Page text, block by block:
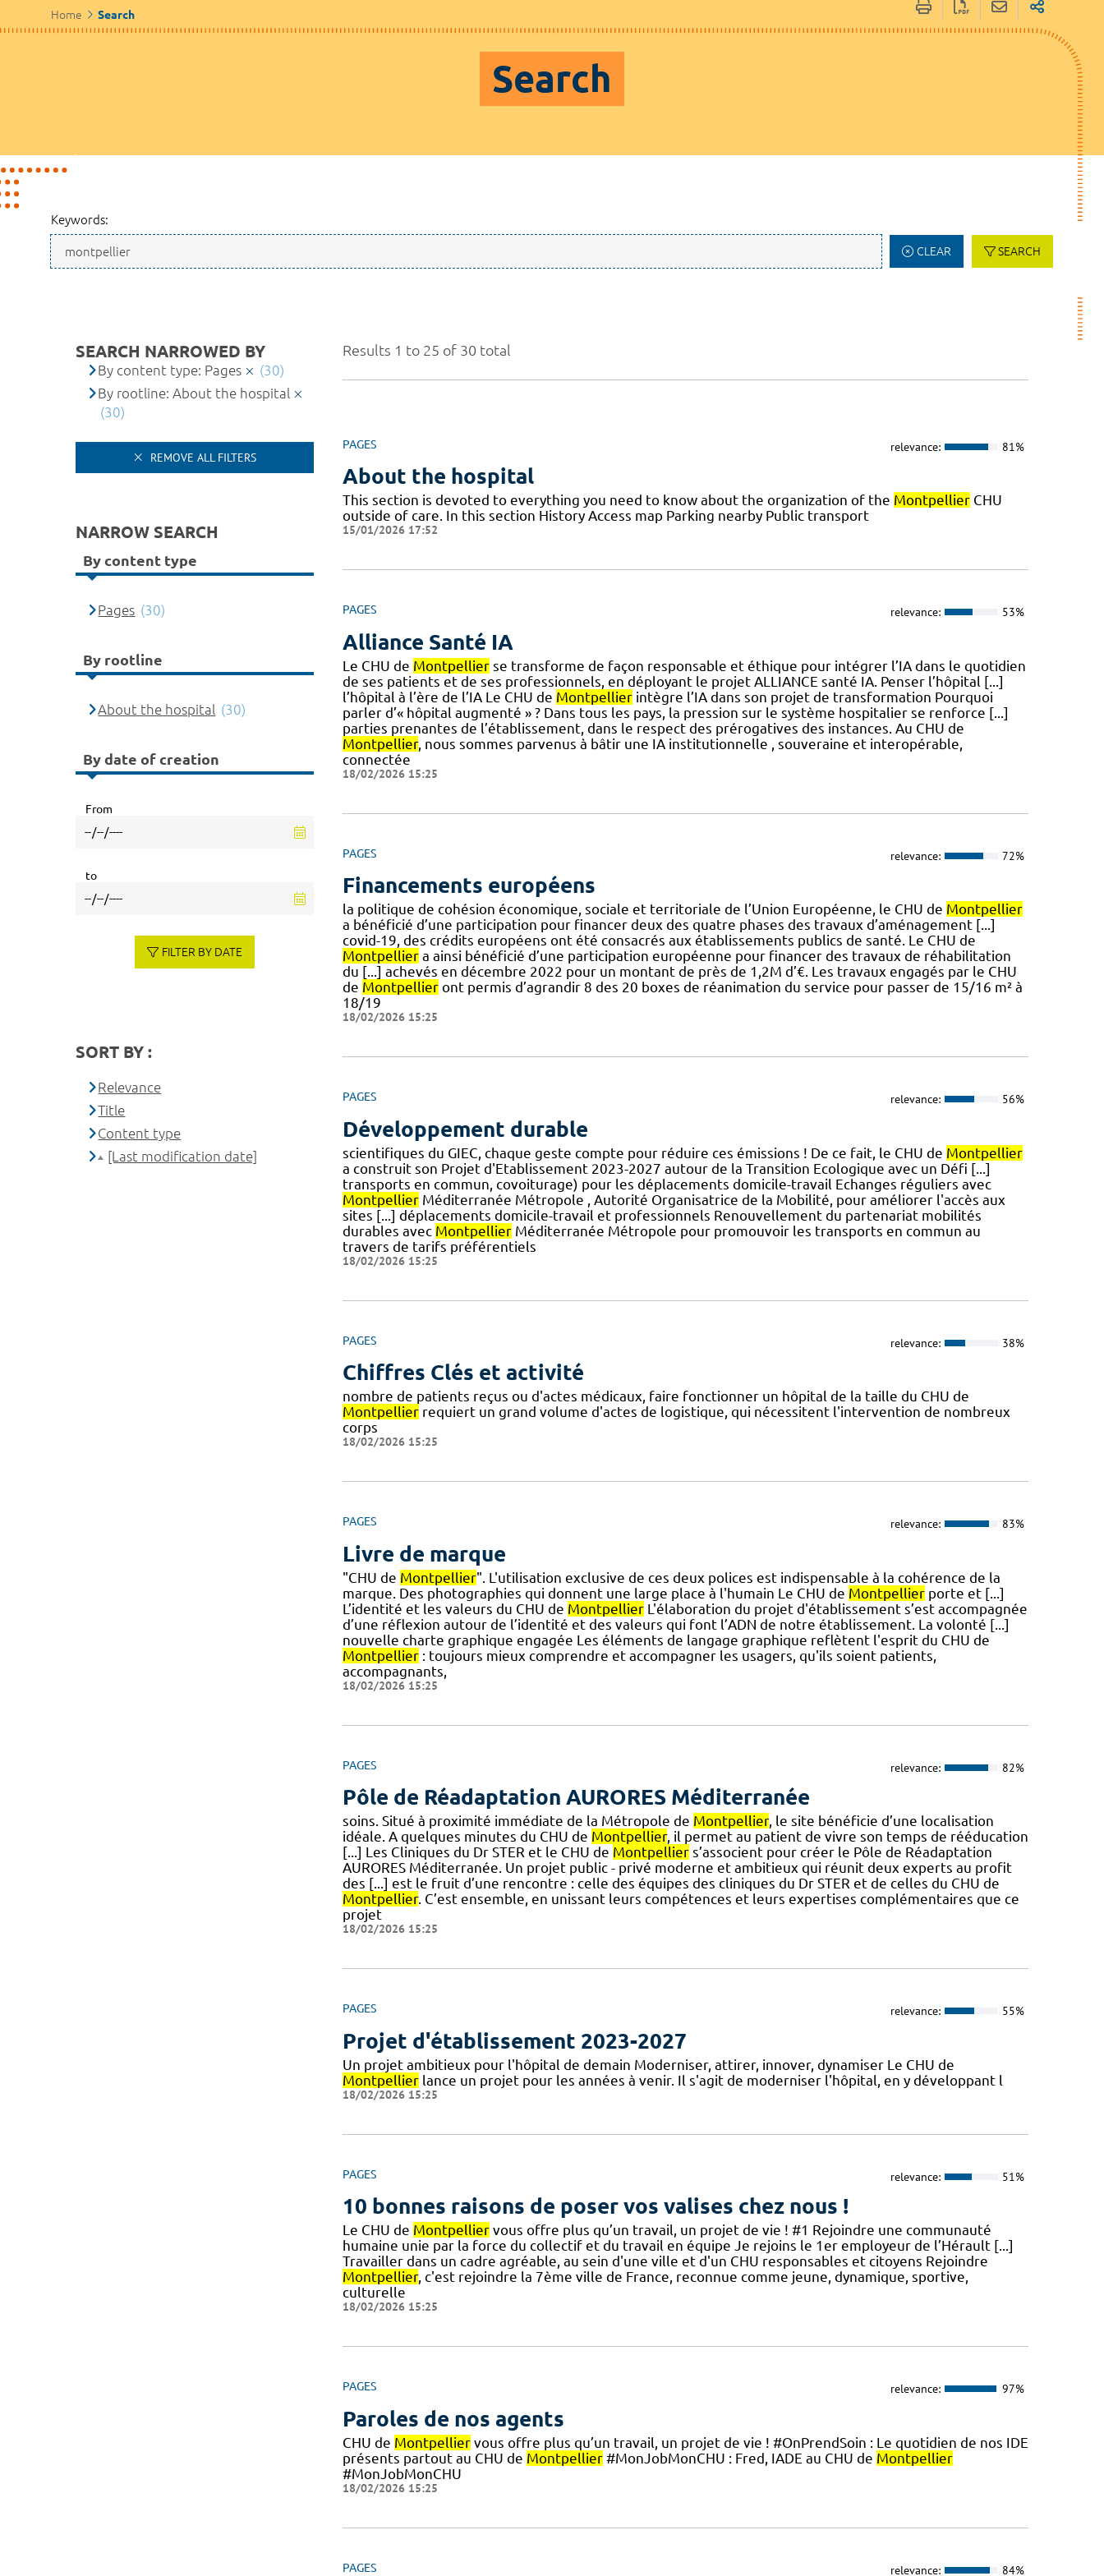
Home Search
Search
Keywords:
CLEAR SEARCH
Results 1 to 25 of 30 total
PAGES relevance: 81%
About the hospital
This section is devoted to everything you need to know about the organization of the MontpellierCHU
outside of care. In this section History Access map Parking nearby Public transport
15/01/2026 17:52
PAGES relevance: 53%
Alliance Santé IA
Le CHU de Montpellierse transforme de façon responsable et éthique pour intégrer l’IA dans le quotidien
de ses patients et de ses professionnels, en déployant le projet ALLIANCE santé IA. Penser l’hôpital [...]
l’hôpital à l’ère de l’IA Le CHU de Montpellierintègre l’IA dans son projet de transformation Pourquoi
parler d’« hôpital augmenté » ? Dans tous les pays, la pression sur le système hospitalier se renforce [...]
parties prenantes de l’établissement, dans le respect des prérogatives des instances. Au CHU de
Montpellier, nous sommes parvenus à bâtir une IA institutionnelle , souveraine et interopérable,
connectée
18/02/2026 15:25
PAGES relevance: 72%
Financements européens
la politique de cohésion économique, sociale et territoriale de l’Union Européenne, le CHU de Montpellier
a bénéficié d’une participation pour financer deux des quatre phases des travaux d’aménagement [...]
covid-19, des crédits européens ont été consacrés aux établissements publics de santé. Le CHU de
Montpelliera ainsi bénéficié d’une participation européenne pour financer des travaux de réhabilitation
du [...] achevés en décembre 2022 pour un montant de près de 1,2M d’€. Les travaux engagés par le CHU
de Montpellieront permis d’agrandir 8 des 20 boxes de réanimation du service pour passer de 15/16 m² à
18/19
18/02/2026 15:25
PAGES relevance: 56%
Développement durable
scientifiques du GIEC, chaque geste compte pour réduire ces émissions ! De ce fait, le CHU de Montpellier
a construit son Projet d'Etablissement 2023-2027 autour de la Transition Ecologique avec un Défi [...]
transports en commun, covoiturage) pour les déplacements domicile-travail Echanges réguliers avec
MontpellierMéditerranée Métropole , Autorité Organisatrice de la Mobilité, pour améliorer l'accès aux
sites [...] déplacements domicile-travail et professionnels Renouvellement du partenariat mobilités
durables avec MontpellierMéditerranée Métropole pour promouvoir les transports en commun au
travers de tarifs préférentiels
18/02/2026 15:25
PAGES relevance: 38%
Chiffres Clés et activité
nombre de patients reçus ou d'actes médicaux, faire fonctionner un hôpital de la taille du CHU de
Montpellierrequiert un grand volume d'actes de logistique, qui nécessitent l'intervention de nombreux
corps
18/02/2026 15:25
PAGES relevance: 83%
Livre de marque
"CHU de Montpellier". L'utilisation exclusive de ces deux polices est indispensable à la cohérence de la
marque. Des photographies qui donnent une large place à l'humain Le CHU de Montpellierporte et [...]
L’identité et les valeurs du CHU de MontpellierL'élaboration du projet d'établissement s’est accompagnée
d’une réflexion autour de l’identité et des valeurs qui font l’ADN de notre établissement. La volonté [...]
nouvelle charte graphique engagée Les éléments de langage graphique reflètent l'esprit du CHU de
Montpellier: toujours mieux comprendre et accompagner les usagers, qu'ils soient patients,
accompagnants,
18/02/2026 15:25
PAGES relevance: 82%
Pôle de Réadaptation AURORES Méditerranée
soins. Situé à proximité immédiate de la Métropole de Montpellier, le site bénéficie d’une localisation
idéale. A quelques minutes du CHU de Montpellier, il permet au patient de vivre son temps de rééducation
[...] Les Cliniques du Dr STER et le CHU de Montpelliers’associent pour créer le Pôle de Réadaptation
AURORES Méditerranée. Un projet public - privé moderne et ambitieux qui réunit deux experts au profit
des [...] est le fruit d’une rencontre : celle des équipes des cliniques du Dr STER et de celles du CHU de
Montpellier. C’est ensemble, en unissant leurs compétences et leurs expertises complémentaires que ce
projet
18/02/2026 15:25
PAGES relevance: 55%
Projet d'établissement 2023-2027
Un projet ambitieux pour l'hôpital de demain Moderniser, attirer, innover, dynamiser Le CHU de
Montpellierlance un projet pour les années à venir. Il s'agit de moderniser l'hôpital, en y développant l
18/02/2026 15:25
PAGES relevance: 51%
10 bonnes raisons de poser vos valises chez nous !
Le CHU de Montpelliervous offre plus qu’un travail, un projet de vie ! #1 Rejoindre une communauté
humaine unie par la force du collectif et du travail en équipe Je rejoins le 1er employeur de l’Hérault [...]
Travailler dans un cadre agréable, au sein d'une ville et d'un CHU responsables et citoyens Rejoindre
Montpellier, c'est rejoindre la 7ème ville de France, reconnue comme jeune, dynamique, sportive,
culturelle
18/02/2026 15:25
PAGES relevance: 97%
Paroles de nos agents
CHU de Montpelliervous offre plus qu’un travail, un projet de vie ! #OnPrendSoin : Le quotidien de nos IDE
présents partout au CHU de Montpellier#MonJobMonCHU : Fred, IADE au CHU de Montpellier
#MonJobMonCHU
18/02/2026 15:25
PAGES relevance: 84%
SEARCH NARROWED BY
By content type: Pages
(30)
By rootline: About the hospital
(30)
REMOVE ALL FILTERS
NARROW SEARCH
By content type
Pages (30)
By rootline
About the hospital (30)
By date of creation
From
to
FILTER BY DATE
SORT BY :
Relevance
Title
Content type
[Last modification date]